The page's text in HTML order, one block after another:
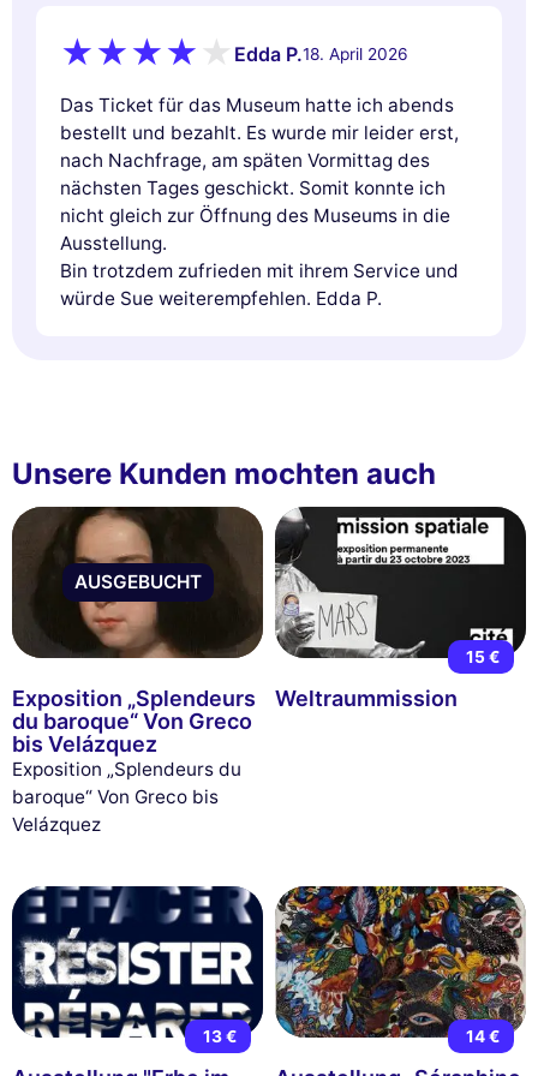
Edda P.18. April 2026
Das Ticket für das Museum hatte ich abends
bestellt und bezahlt. Es wurde mir leider erst,
nach Nachfrage, am späten Vormittag des
nächsten Tages geschickt. Somit konnte ich
nicht gleich zur Öffnung des Museums in die
Ausstellung.
Bin trotzdem zufrieden mit ihrem Service und
würde Sue weiterempfehlen. Edda P.
Unsere Kunden mochten auch
AUSGEBUCHT
Exposition „Splendeurs
du baroque“ Von Greco
bis Velázquez
Exposition „Splendeurs du
baroque“ Von Greco bis
Velázquez
15 €
Weltraummission
13 € 14 €